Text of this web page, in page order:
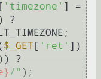
[ 'timezone' ] =
$_GET [ 'ret' ])
/" );